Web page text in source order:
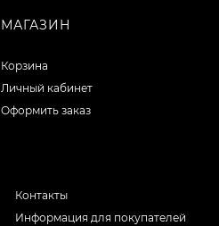
МАГАЗИН
Корзина
Личный кабинет
Оформить заказ
Контакты
Информация для покупателей